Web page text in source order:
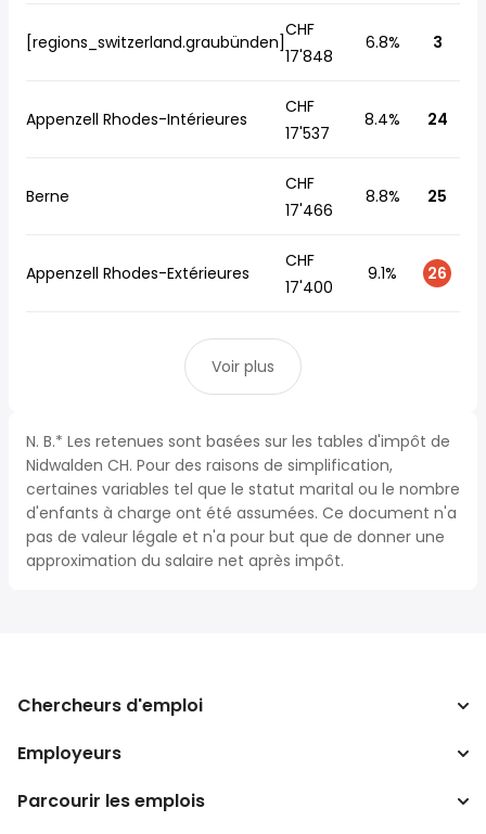
[regions_switzerland.graubünden]
CHF
17'848
6.8% 3
Appenzell Rhodes-Intérieures
CHF
17'537
8.4% 24
Berne
CHF
17'466
8.8% 25
Appenzell Rhodes-Extérieures
CHF
17'400
9.1% 26
Voir plus
N. B.* Les retenues sont basées sur les tables d'impôt de
Nidwalden CH. Pour des raisons de simplification,
certaines variables tel que le statut marital ou le nombre
d'enfants à charge ont été assumées. Ce document n'a
pas de valeur légale et n'a pour but que de donner une
approximation du salaire net après impôt.
Chercheurs d'emploi
Recherche d'emploi
Recherche de salaire
Employeurs
Entreprises
Parcourir les emplois